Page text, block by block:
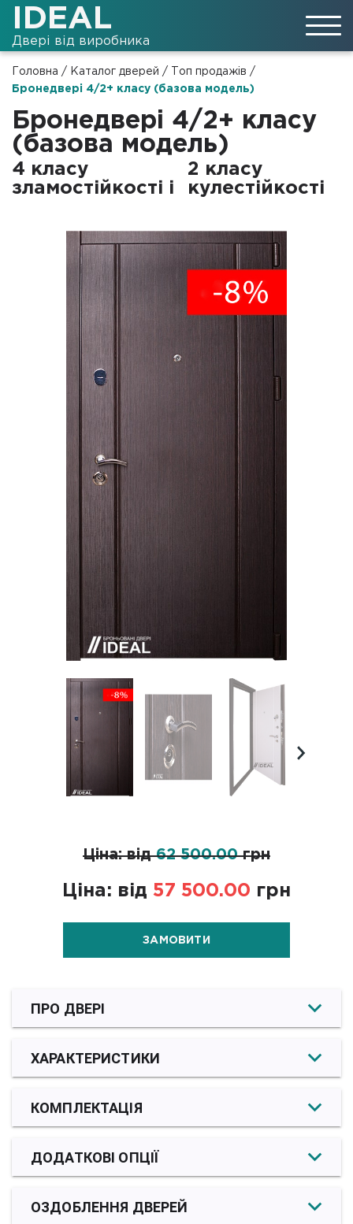
IDEAL
Двері від виробника
Головна / Каталог дверей / Топ продажів /
Бронедвері 4/2+ класу (базова модель)
Бронедвері 4/2+ класу
(базова модель)
4 класу
зламостійкості і
2 класу
кулестійкості
Ціна: від62 500.00грн
Ціна: від 57 500.00 грн
ЗАМОВИТИ
ПРО ДВЕРІ
ХАРАКТЕРИСТИКИ
КОМПЛЕКТАЦІЯ
ДОДАТКОВІ ОПЦІЇ
ОЗДОБЛЕННЯ ДВЕРЕЙ